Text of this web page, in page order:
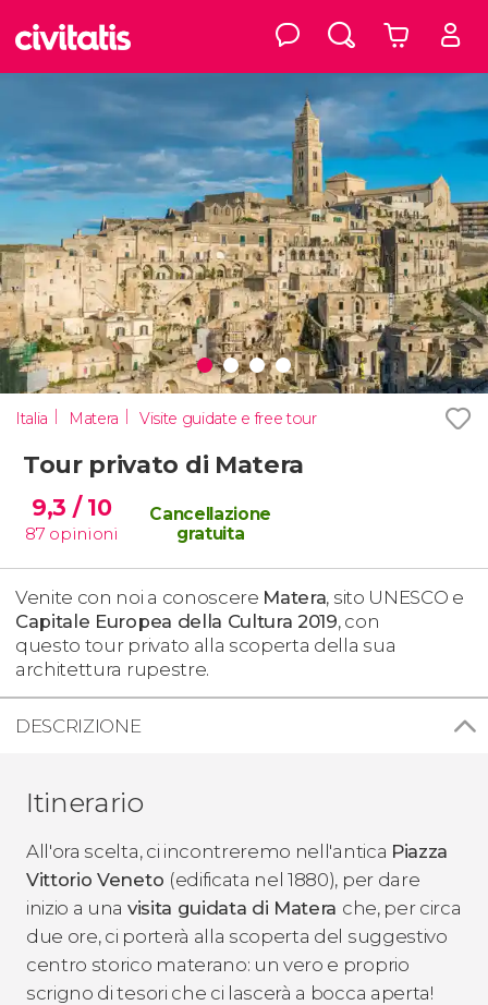
Italia Matera Visite guidate e free tour
Tour privato di Matera
9,3 / 10
87 opinioni
Cancellazione
gratuita
Venite con noi a conoscere Matera, sito UNESCO e
Capitale Europea della Cultura 2019, con
questo tour privato alla scoperta della sua
architettura rupestre.
DESCRIZIONE
Itinerario
All'ora scelta, ci incontreremo nell'antica Piazza
Vittorio Veneto (edificata nel 1880), per dare
inizio a una visita guidata di Matera che, per circa
due ore, ci porterà alla scoperta del suggestivo
centro storico materano: un vero e proprio
scrigno di tesori che ci lascerà a bocca aperta!